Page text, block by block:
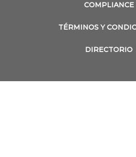
COMPLIANCE
TÉRMINOS Y
DIRECTORIO